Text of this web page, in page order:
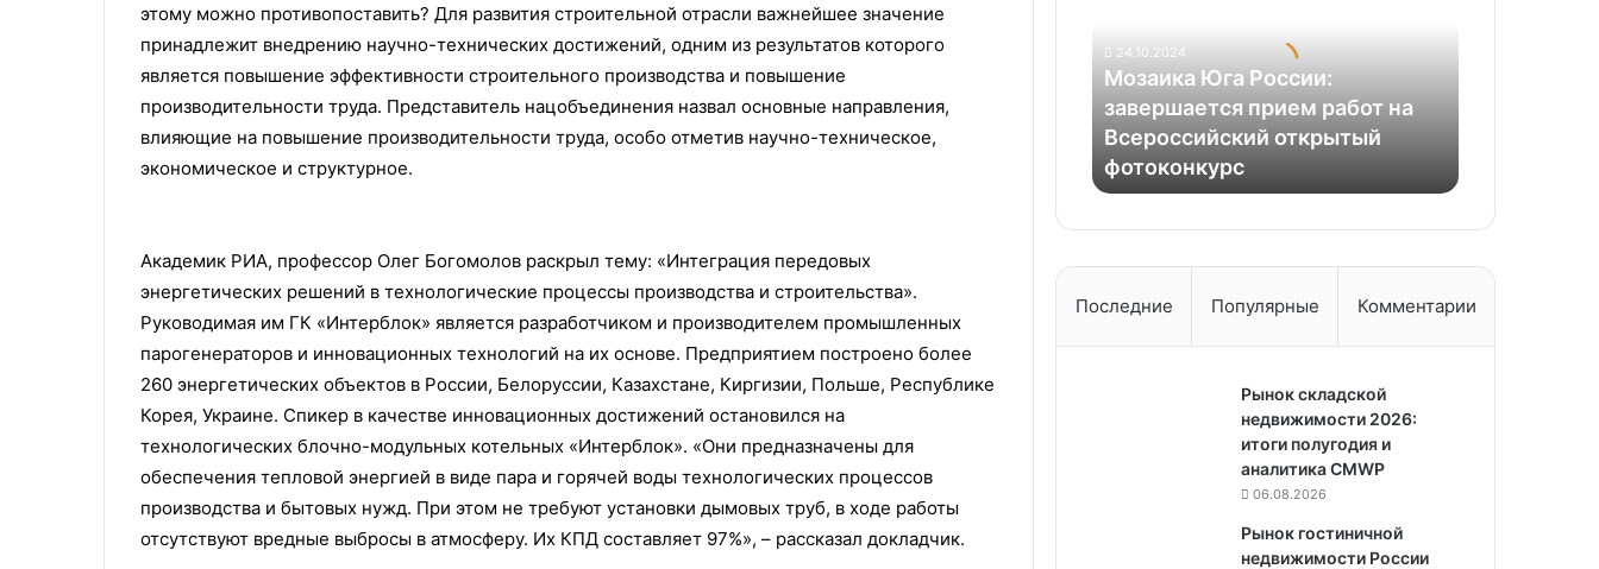
этому можно противопоставить? Для развития строительной отрасли важнейшее значение
принадлежит внедрению научно-технических достижений, одним из результатов которого
является повышение эффективности строительного производства и повышение
производительности труда. Представитель нацобъединения назвал основные направления,
влияющие на повышение производительности труда, особо отметив научно-техническое,
экономическое и структурное.
Академик РИА, профессор Олег Богомолов раскрыл тему: «Интеграция передовых
энергетических решений в технологические процессы производства и строительства».
Руководимая им ГК «Интерблок» является разработчиком и производителем промышленных
парогенераторов и инновационных технологий на их основе. Предприятием построено более
260 энергетических объектов в России, Белоруссии, Казахстане, Киргизии, Польше, Республике
Корея, Украине. Спикер в качестве инновационных достижений остановился на
технологических блочно-модульных котельных «Интерблок». «Они предназначены для
обеспечения тепловой энергией в виде пара и горячей воды технологических процессов
производства и бытовых нужд. При этом не требуют установки дымовых труб, в ходе работы
отсутствуют вредные выбросы в атмосферу. Их КПД составляет 97%», – рассказал докладчик.
работ
Всероссийский
открытый
фотоконкурс
24.10.2024
Мозаика Юга России:
завершается прием работ на
Всероссийский открытый
фотоконкурс
Последние Популярные Комментарии
Рынок складской
недвижимости 2026:
итоги полугодия и
аналитика CMWP
06.08.2026
Рынок гостиничной
недвижимости России